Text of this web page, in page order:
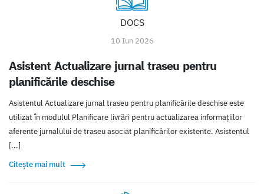
DOCS
10 Iun 2026
Asistent Actualizare jurnal traseu pentru
planificările deschise
Asistentul Actualizare jurnal traseu pentru planificările deschise este
utilizat în modulul Planificare livrări pentru actualizarea informațiilor
aferente jurnalului de traseu asociat planificărilor existente. Asistentul
[...]
Citește mai mult